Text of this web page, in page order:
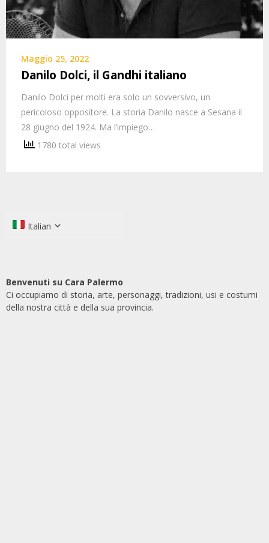
Maggio 25, 2022
Danilo Dolci, il Gandhi italiano
Danilo Dolci per molti era solo un sovversivo, un
pericoloso oppositore. La storia Danilo nasce a Sesana il
28 giugno del 1924. Ma l’impiego…
1780 total views
Italian
Benvenuti su Cara Palermo
Ci occupiamo di storia, arte, personaggi, tradizioni, usi e costumi
della nostra città e della sua provincia.